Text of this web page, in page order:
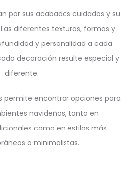
por sus acabados cuidados y su
diferentes texturas, formas y
y personalidad a cada
decoración resulte especial y
diferente.
permite encontrar opciones para
navideños, tanto en
como en estilos más
o minimalistas.